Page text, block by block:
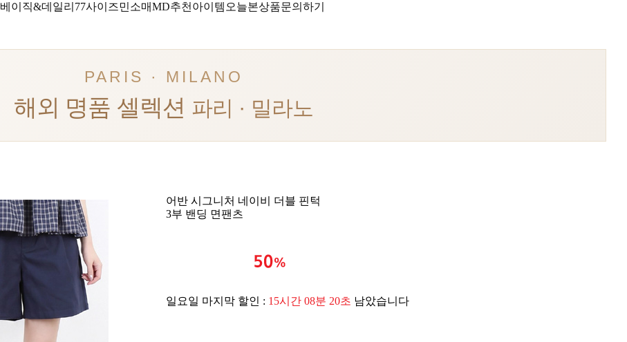
베이직&데일리 77사이즈민소매MD추천아이템 오늘본상품문의하기
PARIS · MILANO
해외 명품 셀렉션 파리 · 밀라노
어반 시그니처 네이비 더블 핀턱
3부 밴딩 면팬츠
일요일 마지막 할인 : 15시간 08분 18초 남았습니다